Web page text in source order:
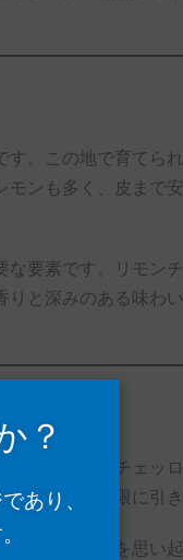
。この地で育てら
ンも多く、皮まで
要素です。リモン
と深みのある味わ
リアのリモンチェッ
風味を最大限に引き
やかな風景を思い起
？
あり、